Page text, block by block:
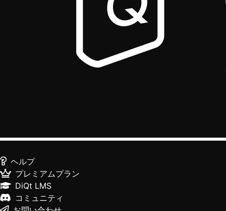
ヘルプ
プレミアムプラン
DiQt LMS
コミュニティ